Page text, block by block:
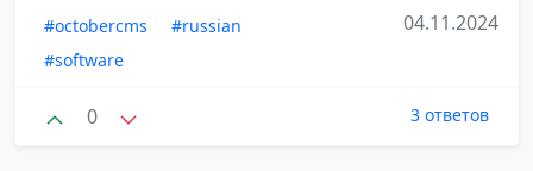
#octobercms
#russian
#software
04.11.2024
0 3 ответов